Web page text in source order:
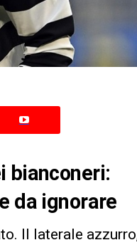
bianconeri:
da ignorare
Il laterale